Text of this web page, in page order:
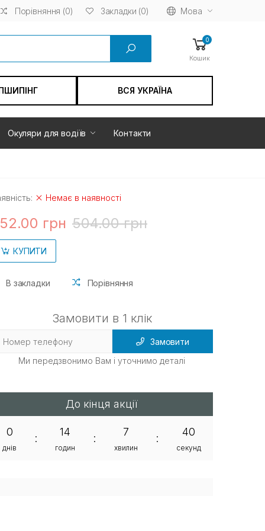
Порівняння (0) Закладки (0) Мова
0
Кошик
ВСЯ УКРАЇНА
Окуляри для водіїв Контакти
Немає в наявності
грн 504.00 грн
КУПИТИ
В закладки Порівняння
Замовити в 1 клік
Замовити
Ми передзвонимо Вам і уточнимо деталі
До кінця акції
0
днів
:
14
годин
:
7
хвилин
:
39
секунд